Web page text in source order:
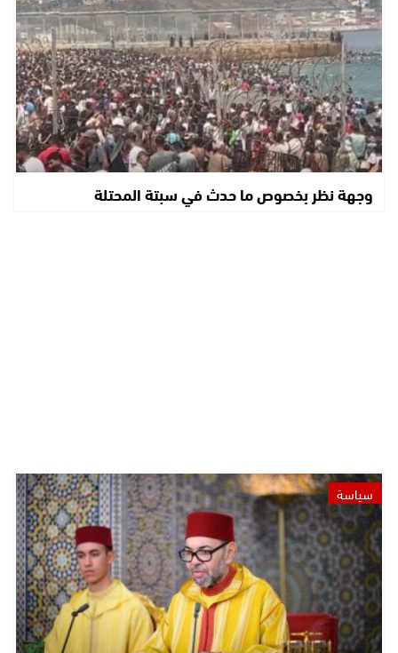
وجهة نظر بخصوص ما حدث في سبتة المحتلة
سياسة